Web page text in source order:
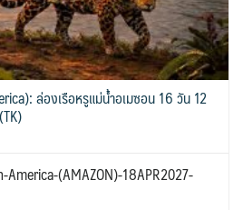
KGZ คีร์กีซสถาน 4
LBN เลบานอน 0
MDV มัลดีฟส์ 0
MMR เมียนมาร์ 5
SAU ซาอุดิอาระเบีย
DNK เดนมาร์ก 2
FIN ฟินแลนด์ 3
FRA ฝรั่งเศส 1
DEU เยอรมนี 3
MDA มอลโดวา
32 ลิเบีย - Libya
บราซิล - Brazil 0
อียิปต์ - Egypt 10
ล่องเรือหรูแม่น้ำอเมซอน 16 วัน 12
(AMAZON)-18APR2027-